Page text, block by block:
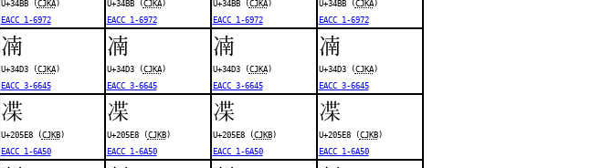
U+34BB (CJKA)
EACC 1-6972
U+34BB (CJKA)
EACC 1-6972
U+34BB (CJKA)
EACC 1-6972
U+34BB (CJKA)
EACC 1-6972
㓓
U+34D3 (CJKA)
EACC 3-6645
㓓
U+34D3 (CJKA)
EACC 3-6645
㓓
U+34D3 (CJKA)
EACC 3-6645
㓓
U+34D3 (CJKA)
EACC 3-6645
𠗨
U+205E8 (CJKB)
EACC 1-6A50
𠗨
U+205E8 (CJKB)
EACC 1-6A50
𠗨
U+205E8 (CJKB)
EACC 1-6A50
𠗨
U+205E8 (CJKB)
EACC 1-6A50